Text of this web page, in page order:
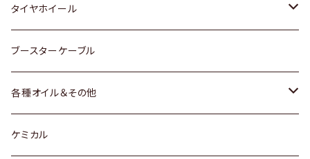
スバル
レクサス
三菱
スバル
ダイハツ
マツダ
三菱
スバル
ダイハツ
スバル
日産
ダイハツ
マツダ
日産
ダイハツ
マツダ
スバル
マツダ
タイヤホイール
トヨタ
ホンダ
スズキ
ブースターケーブル
各種オイル＆その他
ディーデル洗浄添加剤
ケミカル